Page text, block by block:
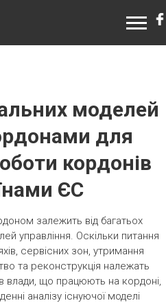
моделей
для
кордонів
ЄС
залежить від багатьох
управління. Оскільки питання
сервісних зон, утримання
та реконструкція належать
влади, що працюють на кордоні,
аналізу існуючої моделі